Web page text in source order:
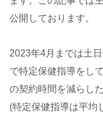
公開しております。
2023年4月までは土
で特定保健指導をし
の契約時間を減らし
(特定保健指導は平均